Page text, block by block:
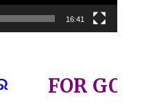
16:41
FOR GOVT